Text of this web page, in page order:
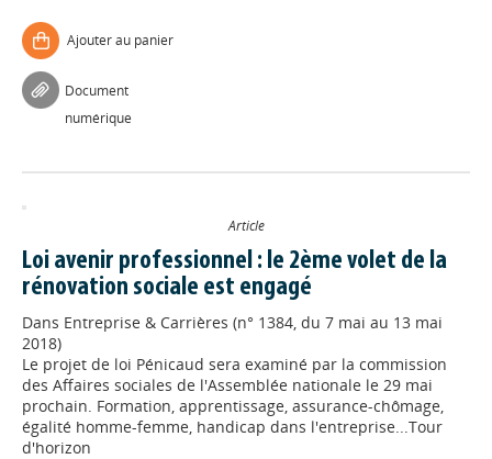
Ajouter au panier
Document
numérique
Article
Loi avenir professionnel : le 2ème volet de la
rénovation sociale est engagé
Dans Entreprise & Carrières (n° 1384, du 7 mai au 13 mai
2018)
Le projet de loi Pénicaud sera examiné par la commission
des Affaires sociales de l'Assemblée nationale le 29 mai
prochain. Formation, apprentissage, assurance-chômage,
égalité homme-femme, handicap dans l'entreprise...Tour
d'horizon